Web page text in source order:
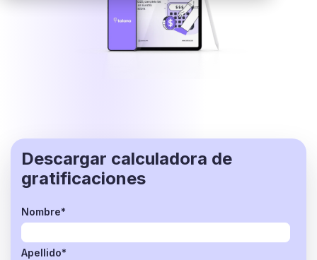
Descargar calculadora de
gratificaciones
Nombre*
Apellido*